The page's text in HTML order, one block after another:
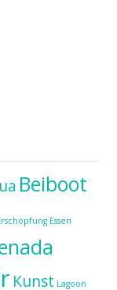
Beiboot
Essen
Kunst Lagoon